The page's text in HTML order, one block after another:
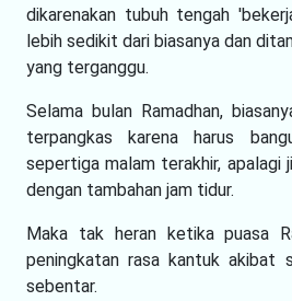
dikarenakan tubuh tengah
lebih sedikit dari biasanya dan
yang terganggu.
Selama bulan Ramadhan,
terpangkas karena harus
sepertiga malam terakhir, apalagi
dengan tambahan jam tidur.
Maka tak heran ketika puasa
peningkatan rasa kantuk akibat
sebentar.